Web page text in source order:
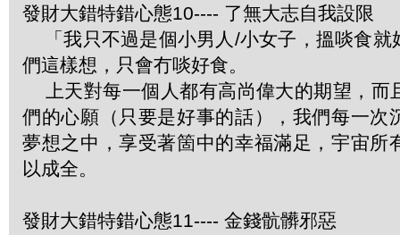
發財大錯特錯心態10---- 了無大志自我設限
「我只不過是個小男人/小女子，搵啖食就
們這樣想，只會冇啖好食。
上天對每一個人都有高尚偉大的期望，而
們的心願（只要是好事的話），我們每一次
夢想之中，享受著箇中的幸福滿足，宇宙所
以成全。
發財大錯特錯心態11---- 金錢骯髒邪惡